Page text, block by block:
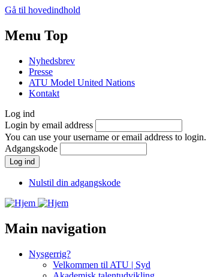
Gå til hovedindhold
Menu Top
Nyhedsbrev
Presse
ATU Model United Nations
Kontakt
Log ind
Login by email address
You can use your username or email address to login.
Adgangskode
Nulstil din adgangskode
Main navigation
Nysgerrig?
Velkommen til ATU | Syd